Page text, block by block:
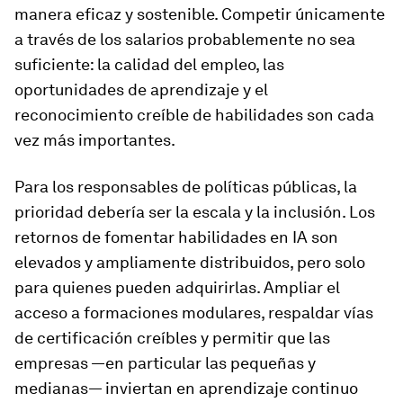
manera eficaz y sostenible. Competir únicamente
a través de los salarios probablemente no sea
suficiente: la calidad del empleo, las
oportunidades de aprendizaje y el
reconocimiento creíble de habilidades son cada
vez más importantes.
Para los responsables de políticas públicas, la
prioridad debería ser la escala y la inclusión. Los
retornos de fomentar habilidades en IA son
elevados y ampliamente distribuidos, pero solo
para quienes pueden adquirirlas. Ampliar el
acceso a formaciones modulares, respaldar vías
de certificación creíbles y permitir que las
empresas —en particular las pequeñas y
medianas— inviertan en aprendizaje continuo